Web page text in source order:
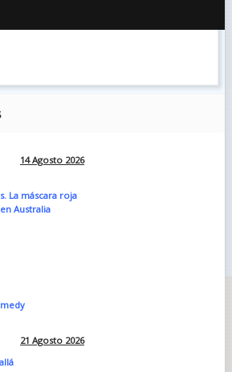
14 Agosto 2026
La máscara roja
Australia
21 Agosto 2026